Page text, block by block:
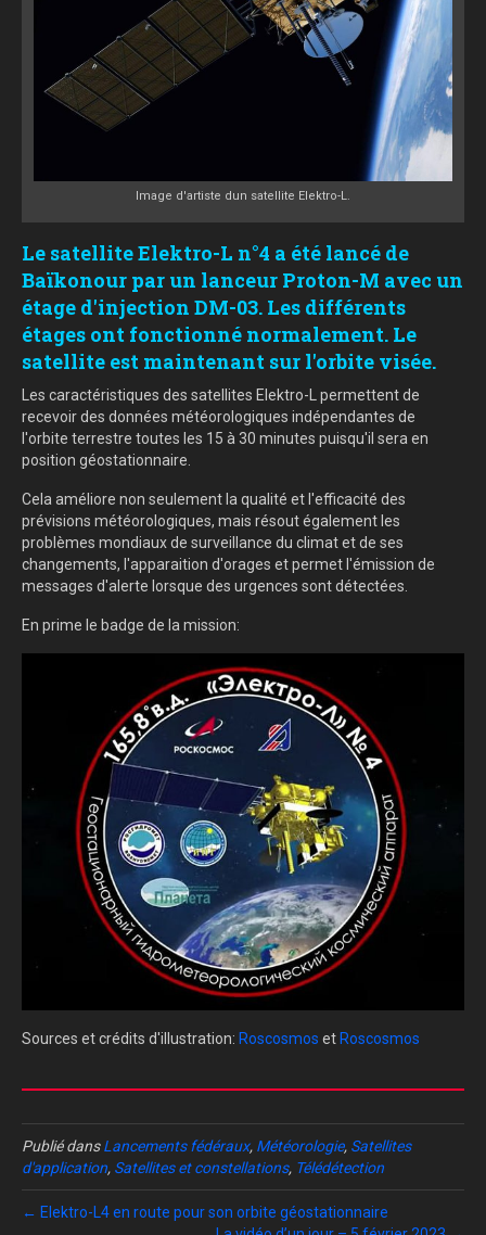
Image d'artiste dun satellite Elektro-L.
Le satellite Elektro-L n°4 a été lancé de
Baïkonour par un lanceur Proton-M avec un
étage d'injection DM-03. Les différents
étages ont fonctionné normalement. Le
satellite est maintenant sur l'orbite visée.
Les caractéristiques des satellites Elektro-L permettent de
recevoir des données météorologiques indépendantes de
l'orbite terrestre toutes les 15 à 30 minutes puisqu'il sera en
position géostationnaire.
Cela améliore non seulement la qualité et l'efficacité des
prévisions météorologiques, mais résout également les
problèmes mondiaux de surveillance du climat et de ses
changements, l'apparaition d'orages et permet l'émission de
messages d'alerte lorsque des urgences sont détectées.
En prime le badge de la mission:
Sources et crédits d'illustration: Roscosmos et Roscosmos
Publié dansLancements fédéraux, Météorologie, Satellites
d'application, Satellites et constellations, Télédétection
← Elektro-L4 en route pour son orbite géostationnaire